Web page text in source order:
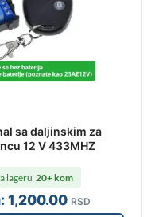
sa daljinskim za
12 V 433MHZ
1,200.00 RSD
lageru 20+ kom